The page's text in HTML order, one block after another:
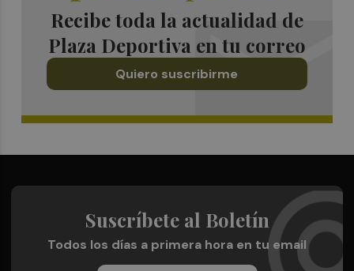
Recibe toda la actualidad de
Plaza Deportiva en tu correo
Quiero suscribirme
Suscríbete al Boletín
Todos los días a primera hora en tu email